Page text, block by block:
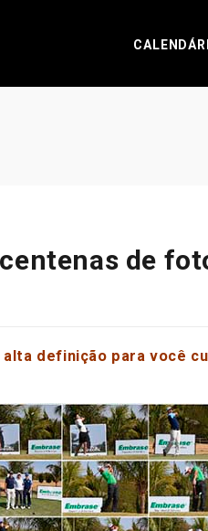
de
alta definição para você